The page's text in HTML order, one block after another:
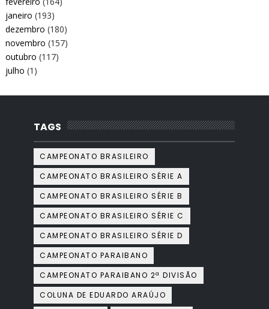
janeiro (193)
dezembro (180)
novembro (157)
outubro (117)
julho (1)
TAGS
CAMPEONATO BRASILEIRO
CAMPEONATO BRASILEIRO SÉRIE A
CAMPEONATO BRASILEIRO SÉRIE B
CAMPEONATO BRASILEIRO SÉRIE C
CAMPEONATO BRASILEIRO SÉRIE D
CAMPEONATO PARAIBANO
CAMPEONATO PARAIBANO 2ª DIVISÃO
COLUNA DE EDUARDO ARAÚJO